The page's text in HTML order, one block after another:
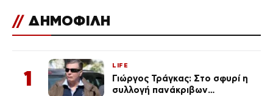
// ΔΗΜΟΦΙΛΗ
1
LIFE
Γιώργος Τράγκας: Στο σφυρί η
συλλογή πανάκριβων